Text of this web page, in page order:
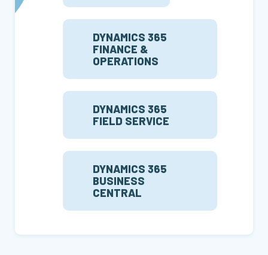
DYNAMICS 365
FINANCE &
OPERATIONS
DYNAMICS 365
FIELD SERVICE
DYNAMICS 365
BUSINESS
CENTRAL